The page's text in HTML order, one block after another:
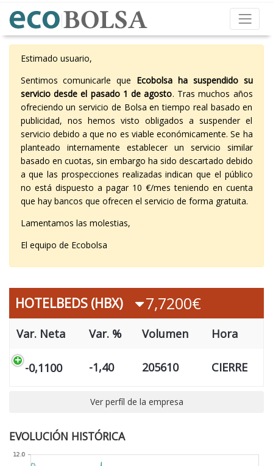
Estimado usuario,
Sentimos comunicarle que Ecobolsa ha suspendido su
servicio desde el pasado 1 de agosto. Tras muchos años
ofreciendo un servicio de Bolsa en tiempo real basado en
publicidad, nos hemos visto obligados a suspender el
servicio debido a que no es viable económicamente. Se ha
planteado internamente establecer un servicio similar
basado en cuotas, sin embargo ha sido descartado debido
a que las prospecciones realizadas indican que el público
no está dispuesto a pagar 10 €/mes teniendo en cuenta
que hay bancos que ofrecen el servicio de forma gratuita.
Lamentamos las molestias,
El equipo de Ecobolsa
HOTELBEDS (HBX) 7,7200€
Var. Neta Var. % Volumen Hora
-0,1100 -1,40 205610 CIERRE
Ver perfíl de la empresa
EVOLUCIÓN HISTÓRICA